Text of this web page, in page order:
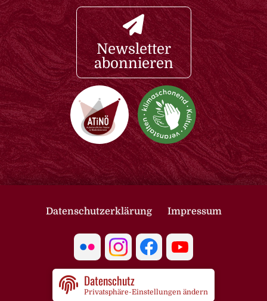
Newsletter
abonnieren
Datenschutzerklärung Impressum
Datenschutz
Privatsphäre-Einstellungen ändern